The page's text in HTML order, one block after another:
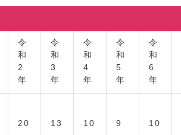
令
和
2
年
令
和
3
年
令
和
4
年
令
和
5
年
令
和
6
年
20 13 10 9 10